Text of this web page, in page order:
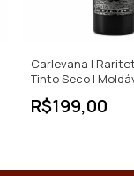
Carlevana |
Tinto Seco |
R$199,00